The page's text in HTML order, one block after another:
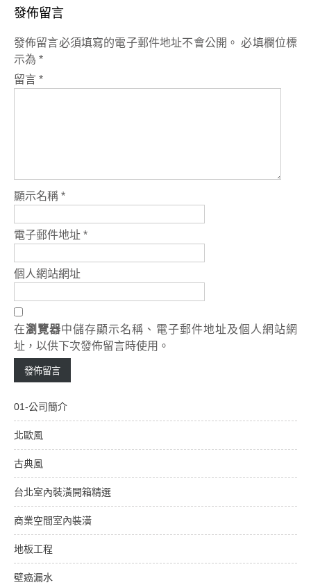
發佈留言
發佈留言必須填寫的電子郵件地址不會公開。 必填欄位標
示為 *
留言 *
顯示名稱 *
電子郵件地址 *
個人網站網址
在瀏覽器中儲存顯示名稱、電子郵件地址及個人網站網
址，以供下次發佈留言時使用。
01-公司簡介
北歐風
古典風
台北室內裝潢開箱精選
商業空間室內裝潢
地板工程
壁癌漏水